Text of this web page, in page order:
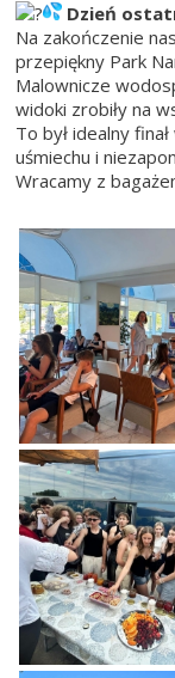
Dzień
Na zakończenie
przepiękny Park
Malownicze
widoki zrobiły na
To był idealny
uśmiechu i
Wracamy z